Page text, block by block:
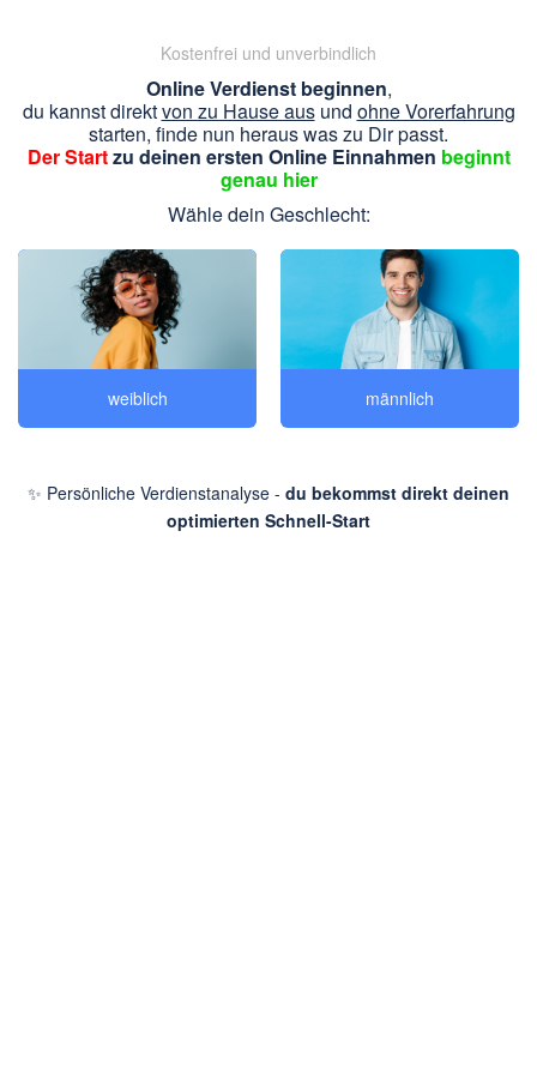
Kostenfrei und unverbindlich
Online Verdienst beginnen,
du kannst direktvon zu Hause ausund ohne Vorerfahrung
starten, finde nun heraus was zu Dir passt.
Der Startzu deinen ersten Online Einnahmen beginnt
genau hier
Wähle dein Geschlecht:
weiblich männlich
✨ Persönliche Verdienstanalyse - du bekommst direkt deinen
optimierten Schnell-Start